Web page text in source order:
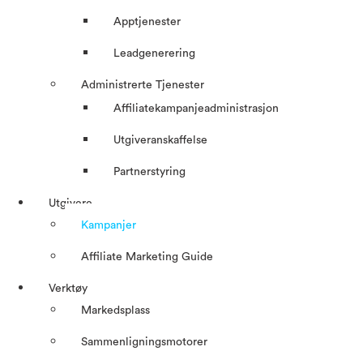
Apptjenester
Leadgenerering
Administrerte Tjenester
Affiliatekampanjeadministrasjon
Utgiveranskaffelse
Partnerstyring
Utgivere
Kampanjer
Affiliate Marketing Guide
Verktøy
Markedsplass
Sammenligningsmotorer